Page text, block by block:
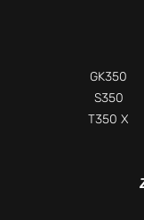
Selecciona el
Te
GK350
S350
T350 X